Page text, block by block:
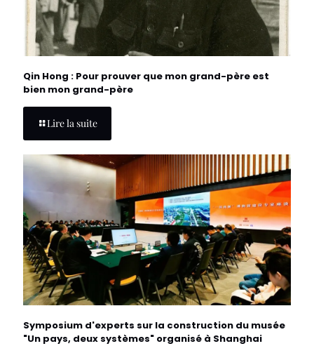
Qin Hong : Pour prouver que mon grand-père est
bien mon grand-père
Lire la suite
Symposium d'experts sur la construction du musée
"Un pays, deux systèmes" organisé à Shanghai